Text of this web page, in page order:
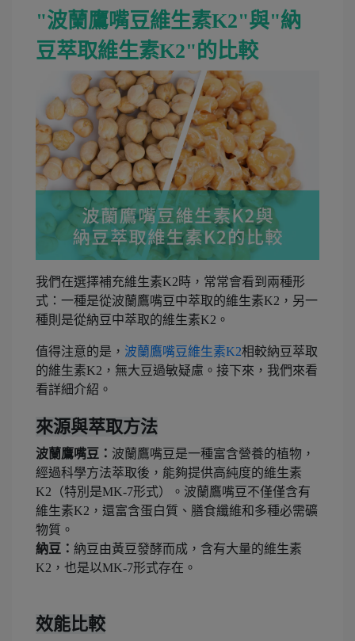
"波蘭鷹嘴豆維生素K2"與"納
豆萃取維生素K2"的比較
我們在選擇補充維生素K2時，常常會看到兩種形
式：一種是從波蘭鷹嘴豆中萃取的維生素K2，另一
種則是從納豆中萃取的維生素K2。
值得注意的是， 波蘭鷹嘴豆維生素K2相較納豆萃取
的維生素K2，無大豆過敏疑慮。接下來，我們來看
看詳細介紹。
來源與萃取方法
波蘭鷹嘴豆： 波蘭鷹嘴豆是一種富含營養的植物，
經過科學方法萃取後，能夠提供高純度的維生素
K2（特別是MK-7形式）。波蘭鷹嘴豆不僅僅含有
維生素K2，還富含蛋白質、膳食纖維和多種必需礦
物質。
納豆： 納豆由黃豆發酵而成，含有大量的維生素
K2，也是以MK-7形式存在。
效能比較